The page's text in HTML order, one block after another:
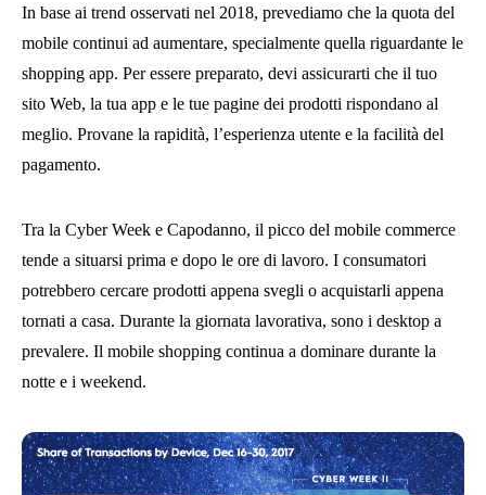
In base ai trend osservati nel 2018, prevediamo che la quota del
mobile continui ad aumentare, specialmente quella riguardante le
shopping app. Per essere preparato, devi assicurarti che il tuo
sito Web, la tua app e le tue pagine dei prodotti rispondano al
meglio. Provane la rapidità, l’esperienza utente e la facilità del
pagamento.
Tra la Cyber Week e Capodanno, il picco del mobile commerce
tende a situarsi prima e dopo le ore di lavoro. I consumatori
potrebbero cercare prodotti appena svegli o acquistarli appena
tornati a casa. Durante la giornata lavorativa, sono i desktop a
prevalere. Il mobile shopping continua a dominare durante la
notte e i weekend.